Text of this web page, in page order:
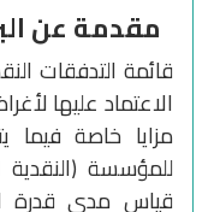
مقدمة عن
قائمة التدفقات
الاعتماد عليها
مزايا خاصة فيما
للمؤسسة
قياس مدى قدرة